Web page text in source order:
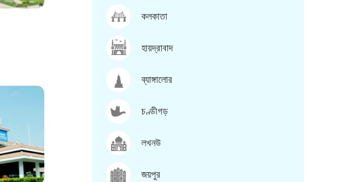
কলকাতা
হায়দ্রাবাদ
ব্যাঙ্গালোর
চণ্ডীগড়
লখনউ
জয়পুর